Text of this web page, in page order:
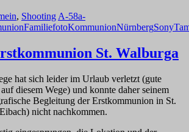
, Shooting A-58a-
FamiliefotoKommunionNürnbergSony
St. Walburga
hat sich leider im Urlaub verletzt (gute
diesem Wege) und konnte daher seinem
Begleitung der Erstkommunion in St.
nicht nachkommen.